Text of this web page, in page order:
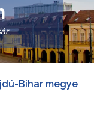
Bihar megye